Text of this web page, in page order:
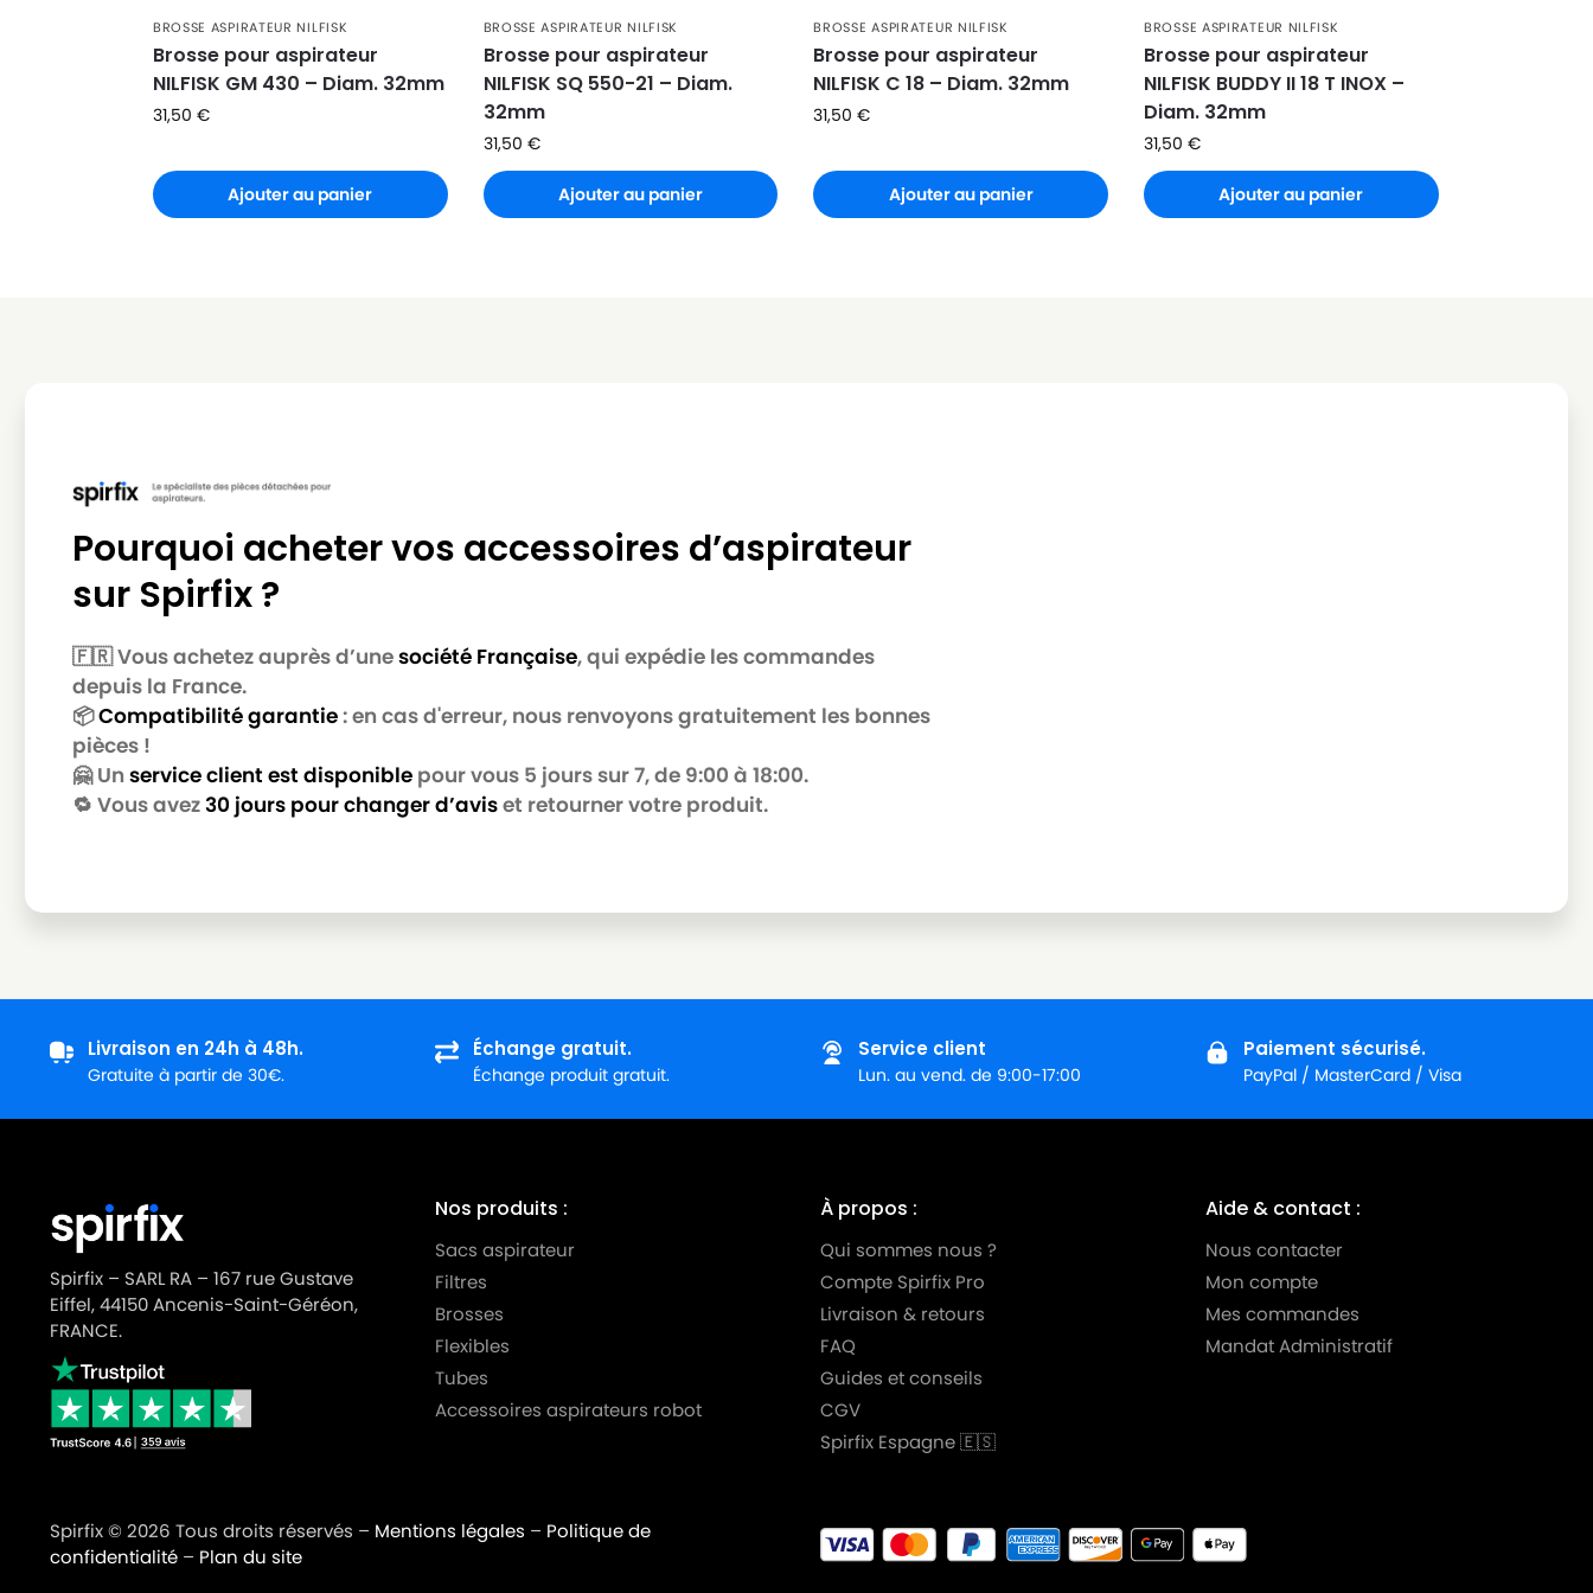
NILFISK
NILFISK 107410403 - GD 1010 220-240V EU
NILFISK
NILFISK 107410404 - GDS 1010 220-240V EU
NILFISK 107410406 - GD 930 S11 DK
NILFISK
NILFISK 107410407 - GD 930 230V EU
NILFISK
NILFISK 107410415 - GD 930S2 PANTHER 230V EU
NILFISK
NILFISK 107410416 - GD 930S2 230V EU HEPA
NILFISK
NILFISK 107410420 - GD 930Q EU
NILFISK
NILFISK 107410422 - UZ 964 230-240V NILFISK EU
NILFISK
NILFISK 107410428 - VP300 EU
NILFISK
NILFISK 107410429 - VP300 NORDIC
NILFISK
NILFISK 107410434 - VP300 PINK NORDIC
NILFISK
NILFISK 107410440
NILFISK
NILFISK 107410440 - THOR
NILFISK
NILFISK 107410441 - VP300 HEPA EU2 PIEPENBROCK
NILFISK
NILFISK 107410443 - SALTIX 10 EU
NILFISK
NILFISK 107410444 - SALTIX 10 UK
NILFISK
NILFISK 107410450 - GD5 BACK EU HEPA
NILFISK
NILFISK 107410451 - GD5 FLY
NILFISK
NILFISK
NILFISK 107410453 - GD10 BACK EU
BROSSE ASPIRATEUR NILFISK
Brosse pour aspirateur
NILFISK GM 430 – Diam. 32mm
31,50 €
Ajouter au panier
BROSSE ASPIRATEUR NILFISK
Brosse pour aspirateur
NILFISK SQ 550-21 – Diam.
32mm
31,50 €
Ajouter au panier
BROSSE ASPIRATEUR NILFISK
Brosse pour aspirateur
NILFISK C 18 – Diam. 32mm
31,50€
Ajouter au panier
BROSSE ASPIRATEUR NILFISK
Brosse pour aspirateur
NILFISK BUDDY II 18 T INOX –
Diam. 32mm
31,50€
Ajouter au panier
Pourquoi acheter vos accessoires d’aspirateur
sur Spirfix ?
🇫🇷 Vous achetez auprès d’unesociété Française, qui expédie les commandes
depuis la France.
📦Compatibilité garantie: en cas d'erreur, nous renvoyons gratuitement les bonnes
pièces !
🤗 Un service client est disponible pour vous 5 jours sur 7, de 9:00 à 18:00.
🔁 Vous avez30 jours pour changer d’aviset retourner votre produit.
Livraison en 24h à 48h.
Gratuite à partir de 30€.
Échange gratuit.
Échange produit gratuit.
Service client
Lun. au vend. de 9:00-17:00
Paiement sécurisé.
PayPal / MasterCard / Visa
Spirfix – SARL RA – 167 rue Gustave
Eiffel, 44150 Ancenis-Saint-Géréon,
FRANCE.
Nos produits :
Sacs aspirateur
Filtres
Brosses
Flexibles
Tubes
Accessoires aspirateurs robot
À propos :
Qui sommes nous ?
Compte Spirfix Pro
Livraison & retours
FAQ
Guides et conseils
CGV
Spirfix Espagne 🇪🇸
Aide & contact :
Nous contacter
Mon compte
Mes commandes
Mandat Administratif
Spirfix © 2026 Tous droits réservés – Mentions légales – Politique de
confidentialité– Plan du site